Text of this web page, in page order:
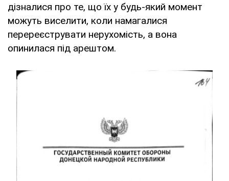
дізналися про те, що їх у будь-який момент
можуть виселити, коли намагалися
перереєструвати нерухомість, а вона
опинилася під арештом.